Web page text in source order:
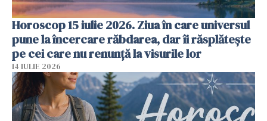
Horoscop 15 iulie 2026. Ziua în care universul
pune la încercare răbdarea, dar îi răsplătește
pe cei care nu renunță la visurile lor
14 IULIE 2026